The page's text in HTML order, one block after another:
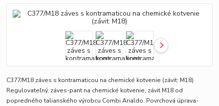
C377/M18 záves s kontramaticou na chemické kotvenie (závit: M18)
Regulovateľný, záves-pant na chemické kotvenie, závit M18 od
popredného talianského výrobcu Combi Arialdo. Povrchová úprava-